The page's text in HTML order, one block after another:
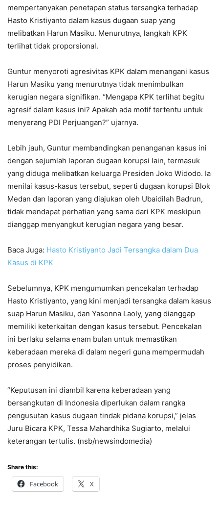
mempertanyakan penetapan status tersangka terhadap
Hasto Kristiyanto dalam kasus dugaan suap yang
melibatkan Harun Masiku. Menurutnya, langkah KPK
terlihat tidak proporsional.
Guntur menyoroti agresivitas KPK dalam menangani kasus
Harun Masiku yang menurutnya tidak menimbulkan
kerugian negara signifikan. “Mengapa KPK terlihat begitu
agresif dalam kasus ini? Apakah ada motif tertentu untuk
menyerang PDI Perjuangan?” ujarnya.
Lebih jauh, Guntur membandingkan penanganan kasus ini
dengan sejumlah laporan dugaan korupsi lain, termasuk
yang diduga melibatkan keluarga Presiden Joko Widodo. Ia
menilai kasus-kasus tersebut, seperti dugaan korupsi Blok
Medan dan laporan yang diajukan oleh Ubaidilah Badrun,
tidak mendapat perhatian yang sama dari KPK meskipun
dianggap menyangkut kerugian negara yang besar.
Baca Juga: Hasto Kristiyanto Jadi Tersangka dalam Dua
Kasus di KPK
Sebelumnya, KPK mengumumkan pencekalan terhadap
Hasto Kristiyanto, yang kini menjadi tersangka dalam kasus
suap Harun Masiku, dan Yasonna Laoly, yang dianggap
memiliki keterkaitan dengan kasus tersebut. Pencekalan
ini berlaku selama enam bulan untuk memastikan
keberadaan mereka di dalam negeri guna mempermudah
proses penyidikan.
“Keputusan ini diambil karena keberadaan yang
bersangkutan di Indonesia diperlukan dalam rangka
pengusutan kasus dugaan tindak pidana korupsi,” jelas
Juru Bicara KPK, Tessa Mahardhika Sugiarto, melalui
keterangan tertulis. (nsb/newsindomedia)
Share this:
Facebook X